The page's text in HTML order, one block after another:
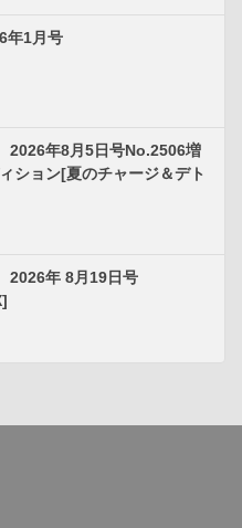
年1月号
2026年8月5日号No.2506増
ション[夏のチャージ＆デト
2026年 8月19日号